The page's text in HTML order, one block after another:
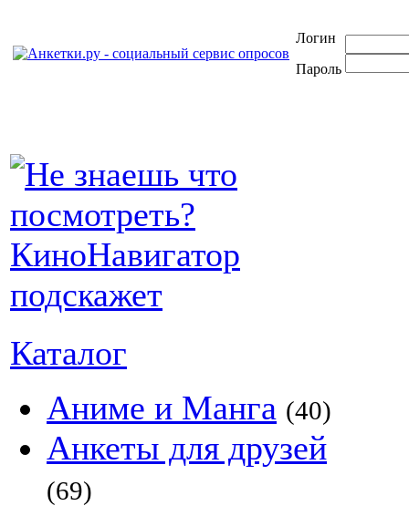
Логин
Пароль
Каталог
Аниме и Манга (40)
Анкеты для друзей
(69)